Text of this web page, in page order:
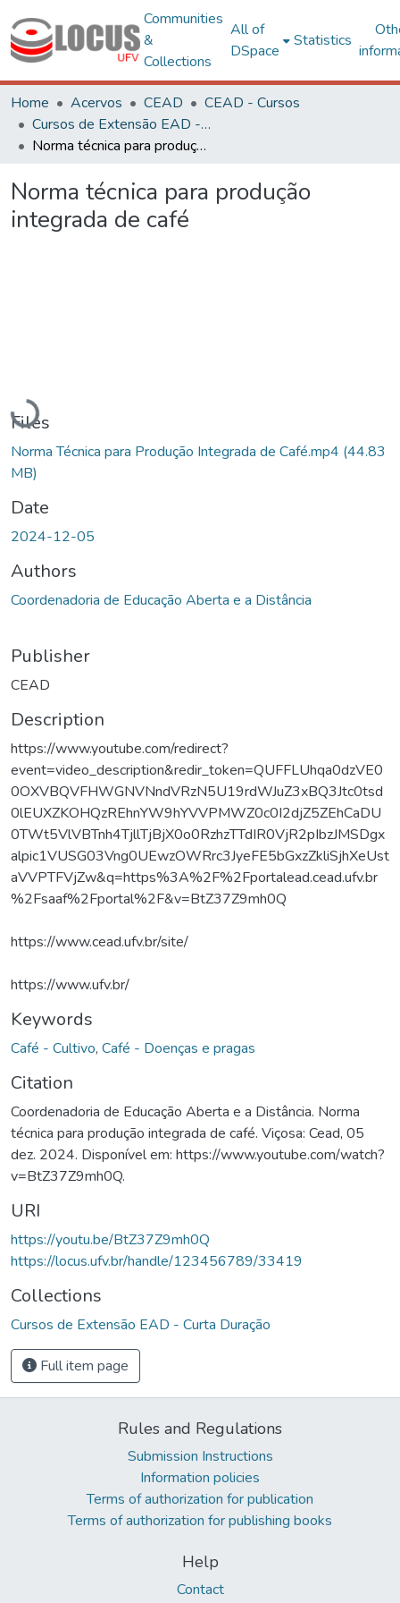
Communities
&
Collections
All of
DSpace
Statistics
Home Acervos CEAD
CEAD - Cursos
Cursos de Extensão EAD - Curta Duração
Norma técnica para produção integrada de café
Norma técnica para produção
integrada de café
Loading...
Files
Norma Técnica para Produção Integrada de Café.mp4 (44.83
MB)
Date
2024-12-05
Authors
Coordenadoria de Educação Aberta e a Distância
Publisher
CEAD
Description
https://www.youtube.com/redirect?
event=video_description&redir_token=QUFFLUhqa0dzVE0
0OXVBQVFHWGNVNndVRzN5U19rdWJuZ3xBQ3Jtc0tsd
0lEUXZKOHQzREhnYW9hYVVPMWZ0c0I2djZ5ZEhCaDU
0TWt5VlVBTnh4TjllTjBjX0o0RzhzTTdIR0VjR2pIbzJMSDgx
alpic1VUSG03Vng0UEwzOWRrc3JyeFE5bGxzZkliSjhXeUst
aVVPTFVjZw&q=https%3A%2F%2Fportalead.cead.ufv.br
%2Fsaaf%2Fportal%2F&v=BtZ37Z9mh0Q
https://www.cead.ufv.br/site/
https://www.ufv.br/
Keywords
Café - Cultivo, Café - Doenças e pragas
Citation
Coordenadoria de Educação Aberta e a Distância. Norma
técnica para produção integrada de café. Viçosa: Cead, 05
dez. 2024. Disponível em: https://www.youtube.com/watch?
v=BtZ37Z9mh0Q.
URI
https://youtu.be/BtZ37Z9mh0Q
https://locus.ufv.br/handle/123456789/33419
Collections
Cursos de Extensão EAD - Curta Duração
Full item page
Rules and Regulations
Submission Instructions
Information policies
Terms of authorization for publication
Terms of authorization for publishing books
Help
Contact